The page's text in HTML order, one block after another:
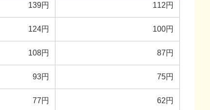
139円 112円
124円 100円
108円 87円
93円 75円
77円 62円